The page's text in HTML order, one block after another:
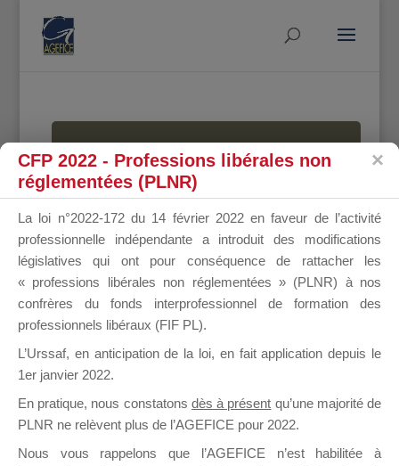
MALLETTE
DU
DIRIGEANT
Groupe Public
il y a un mois
CFP 2022 - Professions libérales non
réglementées (PLNR)
La loi n°2022-172 du 14 février 2022 en faveur de l’activité
professionnelle indépendante a introduit des modifications
législatives qui ont pour conséquence de rattacher les
« professions libérales non réglementées » (PLNR) à nos
confrères du fonds interprofessionnel de formation des
professionnels libéraux (FIF PL).
L’Urssaf, en anticipation de la loi, en fait application depuis le
1er janvier 2022.
En pratique, nous constatons dès à présent qu’une majorité de
PLNR ne relèvent plus de l’AGEFICE pour 2022.
Nous vous rappelons que l’AGEFICE n’est habilitée à